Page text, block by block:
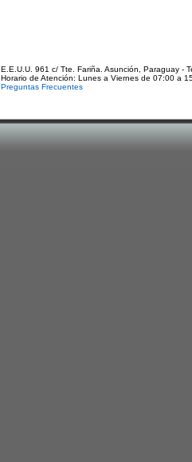
E.E.U.U. 961 c/ Tte. Fariña. Asunción, Paraguay -
Horario de Atención: Lunes a Viernes de 07:00 a
Preguntas Frecuentes